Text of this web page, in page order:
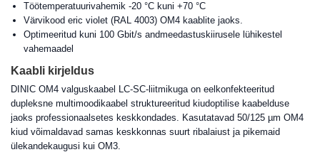
Töötemperatuurivahemik -20 °C kuni +70 °C
Värvikood eric violet (RAL 4003) OM4 kaablite jaoks.
Optimeeritud kuni 100 Gbit/s andmeedastuskiirusele lühikestel
vahemaadel
Kaabli kirjeldus
DINIC OM4 valguskaabel LC-SC-liitmikuga on eelkonfekteeritud
dupleksne multimoodikaabel struktureeritud kiudoptilise kaabelduse
jaoks professionaalsetes keskkondades. Kasutatavad 50/125 µm OM4
kiud võimaldavad samas keskkonnas suurt ribalaiust ja pikemaid
ülekandekaugusi kui OM3.